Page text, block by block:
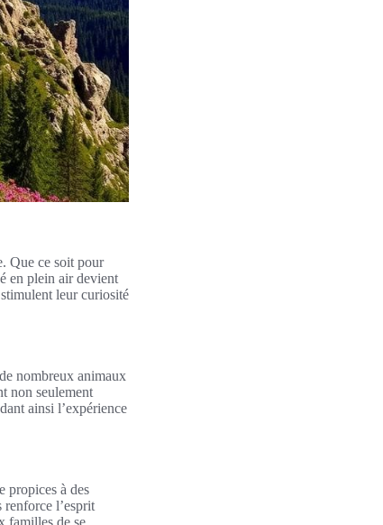
Que ce soit pour
en plein air devient
leur curiosité
nombreux animaux
non seulement
ainsi l’expérience
propices à des
l’esprit
familles de se